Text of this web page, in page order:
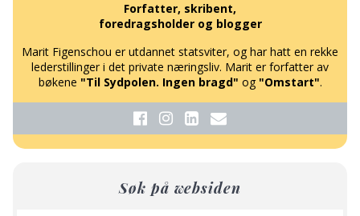
Forfatter, skribent,
foredragsholder og blogger
Marit Figenschou er utdannet statsviter, og har hatt en rekke
lederstillinger i det private næringsliv. Marit er forfatter av
bøkene "Til Sydpolen. Ingen bragd" og "Omstart".
Søk på websiden